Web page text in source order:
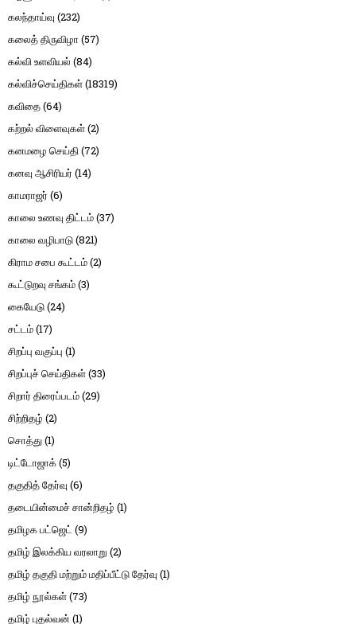
கலந்தாய்வு (232)
கலைத் திருவிழா (57)
கல்வி உளவியல் (84)
கல்விச்செய்திகள்(18319)
கவிதை(64)
கற்றல் விளைவுகள்(2)
கனமழை செய்தி(72)
கனவு ஆசிரியர் (14)
காமராஜர் (6)
காலை உணவு திட்டம்(37)
காலை வழிபாடு(821)
கிராம சபை கூட்டம்(2)
கூட்டுறவு சங்கம்(3)
கையேடு(24)
சட்டம்(17)
சிறப்பு வகுப்பு (1)
சிறப்புச் செய்திகள்(33)
சிறார் திரைப்படம்(29)
சிற்றிதழ் (2)
சொத்து(1)
டிட்டோஜாக்(5)
தகுதித் தேர்வு (6)
தடையின்மைச் சான்றிதழ் (1)
தமிழக பட்ஜெட் (9)
தமிழ் இலக்கிய வரலாறு (2)
தமிழ் தகுதி மற்றும் மதிப்பீட்டு தேர்வு (1)
தமிழ் நூல்கள்(73)
தமிழ் புதல்வன் (1)